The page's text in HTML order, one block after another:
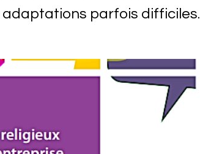
parfois difficiles.